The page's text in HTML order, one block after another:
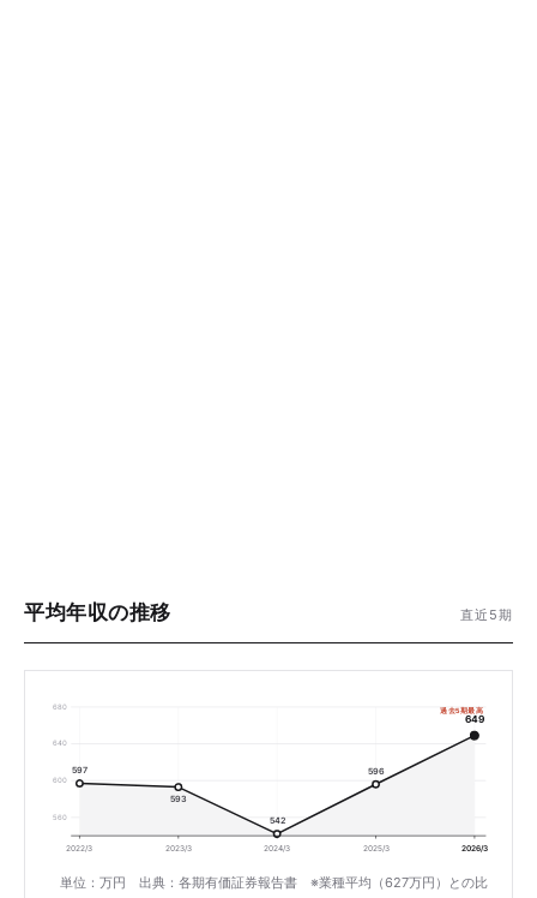
平均年収の推移 直近5期
680
640
600
560
597
593
542
596
649
過去5期最高
2022/3 2023/3 2024/3 2025/3 2026/3
単位：万円 出典：各期有価証券報告書 ※業種平均（627万円）との比